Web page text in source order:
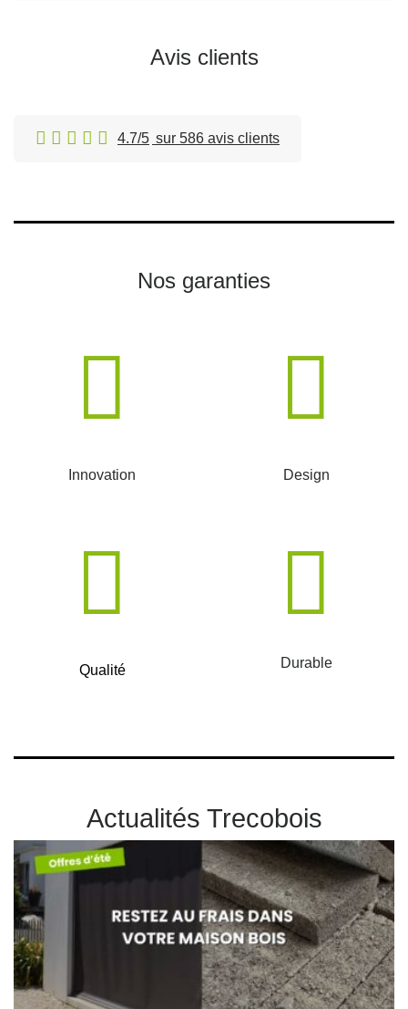
Avis clients
4.7/5 sur 586 avis clients
Nos garanties
Innovation Design
Qualité Durable
Actualités Trecobois